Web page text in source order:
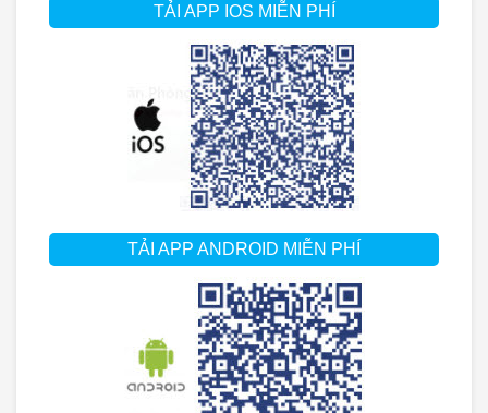
TẢI APP IOS MIỄN PHÍ
TẢI APP ANDROID MIỄN PHÍ